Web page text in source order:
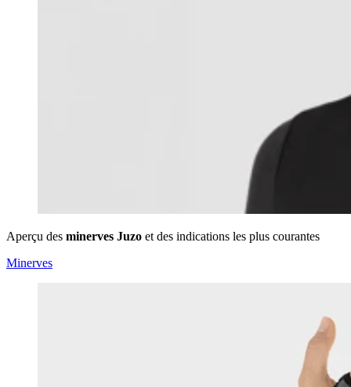
Aperçu des minerves Juzo et des indications les plus courantes
Minerves